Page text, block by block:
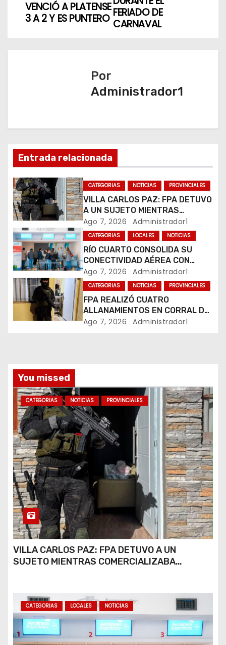
g
n
d
e
e
n
t
r
a
s
FERIADO DE
CARNAVAL
VENCIÓ A PLATENSE
3 A 2 Y ES PUNTERO
Por
Administrador1
Entrada relacionada
CATEGORIAS NOTICIAS PROVINCIALES
VILLA CARLOS PAZ: FPA DETUVO
A UN SUJETO MIENTRAS
COMERCIALIZABA COCAÍNA Y
MARIHUANA EN UNA PLAZA
Ago 7, 2026 Administrador1
CATEGORIAS LOCALES NOTICIAS
RÍO CUARTO CONSOLIDA SU
CONECTIVIDAD AÉREA CON
CUATRO VUELOS SEMANALES A
BUENOS AIRES
Ago 7, 2026 Administrador1
CATEGORIAS NOTICIAS PROVINCIALES
FPA REALIZÓ CUATRO
ALLANAMIENTOS EN CORRAL DE
BUSTOS-IFFLINGER
Ago 7, 2026 Administrador1
You missed
CATEGORIAS NOTICIAS PROVINCIALES
VILLA CARLOS PAZ: FPA DETUVO A UN
SUJETO MIENTRAS COMERCIALIZABA
CATEGORIAS LOCALES NOTICIAS